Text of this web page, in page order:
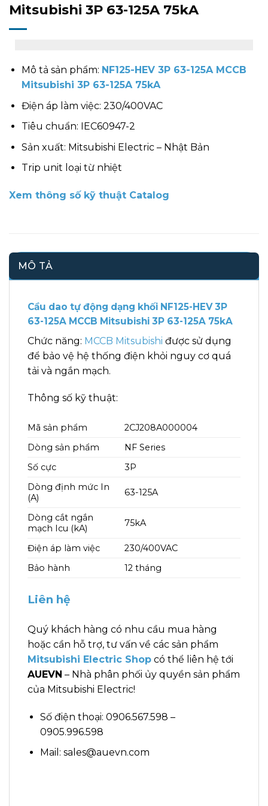
Mitsubishi 3P 63-125A 75kA
Mô tả sản phẩm: NF125-HEV 3P 63-125A MCCB
Mitsubishi 3P 63-125A 75kA
Điện áp làm việc: 230/400VAC
Tiêu chuẩn: IEC60947-2
Sản xuất: Mitsubishi Electric – Nhật Bản
Trip unit loại từ nhiệt
Xem thông số kỹ thuật Catalog
MÔ TẢ
Cầu dao tự động dạng khối NF125-HEV 3P
63-125A MCCB Mitsubishi 3P 63-125A 75kA
Chức năng: MCCB Mitsubishi được sử dụng
để bảo vệ hệ thống điện khỏi nguy cơ quá
tải và ngắn mạch.
Thông số kỹ thuật:
Mã sản phẩm
2CJ208A000004
Dòng sản phẩm
NF Series
Số cực
3P
Dòng định mức In
(A)
63-125A
Dòng cắt ngắn
mạch Icu (kA)
75kA
Điện áp làm việc
230/400VAC
Bảo hành
12 tháng
Liên hệ
Quý khách hàng có nhu cầu mua hàng
hoặc cần hỗ trợ, tư vấn về các sản phẩm
Mitsubishi Electric Shop có thể liên hệ tới
AUEVN – Nhà phân phối ủy quyền sản phẩm
của Mitsubishi Electric!
Số điện thoại: 0906.567.598 –
0905.996.598
Mail: sales@auevn.com